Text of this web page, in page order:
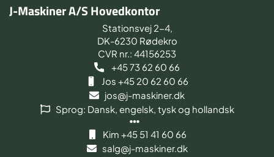
J-Maskiner A/S Hovedkontor
Stationsvej 2-4,
DK-6230 Rødekro
CVR nr.: 44156253
+45 73 62 60 66
Jos +45 20 62 60 66
jos@j-maskiner.dk
Sprog: Dansk, engelsk, tysk og hollandsk
Kim +45 51 41 60 66
salg@j-maskiner.dk